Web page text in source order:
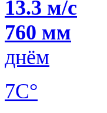
13.3 м/с
760 мм
днём
7C°